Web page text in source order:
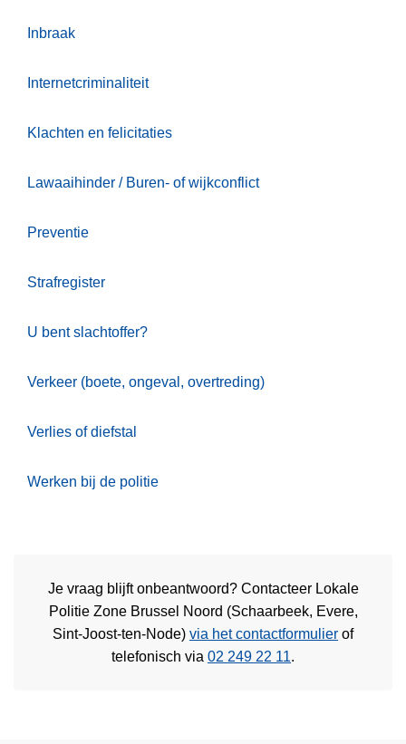
Inbraak
Internetcriminaliteit
Klachten en felicitaties
Lawaaihinder / Buren- of wijkconflict
Preventie
Strafregister
U bent slachtoffer?
Verkeer (boete, ongeval, overtreding)
Verlies of diefstal
Werken bij de politie
Je vraag blijft onbeantwoord? Contacteer Lokale
Politie Zone Brussel Noord (Schaarbeek, Evere,
Sint-Joost-ten-Node) via het contactformulier of
telefonisch via 02 249 22 11.